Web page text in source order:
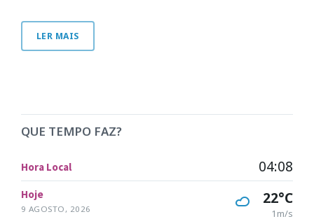
LER MAIS
QUE TEMPO FAZ?
Hora Local 04:08
Hoje
9 AGOSTO, 2026
22°C
1m/s